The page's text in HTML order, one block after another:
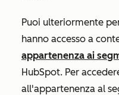
Puoi ulteriormente
hanno accesso a
appartenenza ai
HubSpot. Per
all'appartenenza al